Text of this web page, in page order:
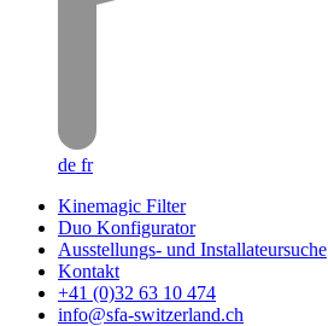
de fr
Kinemagic Filter
Duo Konfigurator
Ausstellungs- und Installateursuche
Kontakt
+41 (0)32 63 10 474
info@sfa-switzerland.ch